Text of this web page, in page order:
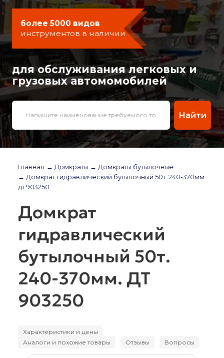
более 5000 видов
инструментов в наличии
для обслуживания легковых и
грузовых автомомобилей
Найти
Главная → Домкраты → Домкраты бутылочные
→ Домкрат гидравлический бутылочный 50т. 240-370мм.
дт 903250
Домкрат
гидравлический
бутылочный 50т.
240-370мм. ДТ
903250
Характеристики и цены
Аналоги и похожие товары
Отзывы Вопросы